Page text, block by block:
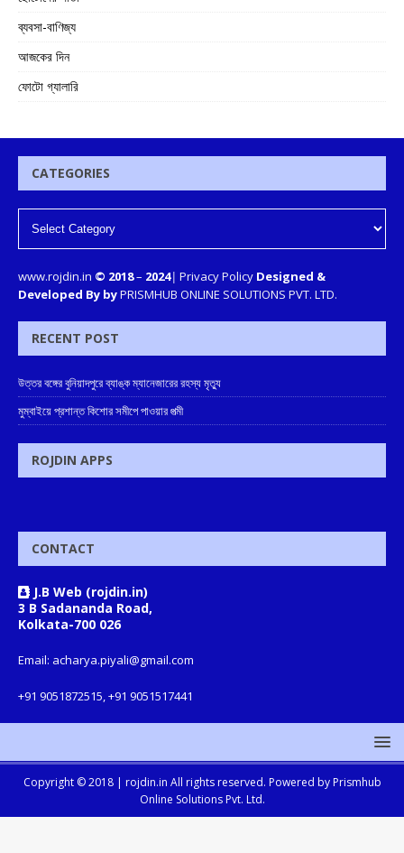
ব্যবসা-বাণিজ্য
আজকের দিন
ফোটো গ্যালারি
CATEGORIES
www.rojdin.in © 2018– 2024| Privacy Policy Designed &
Developed By byPRISMHUB ONLINE SOLUTIONS PVT. LTD.
RECENT POST
উত্তর বঙ্গের বুনিয়াদপুরে ব্যাঙ্ক ম্যানেজারের রহস্য মৃত্যু
মুম্বাইয়ে প্রশান্ত কিশোর সমীপে পাওয়ার পত্মী
ROJDIN APPS
CONTACT
J.B Web (rojdin.in)
3 B Sadananda Road,
Kolkata-700 026
Email: acharya.piyali@gmail.com
+91 9051872515, +91 9051517441
Copyright © 2018 | rojdin.in All rights reserved. Powered by Prismhub
Online Solutions Pvt. Ltd.